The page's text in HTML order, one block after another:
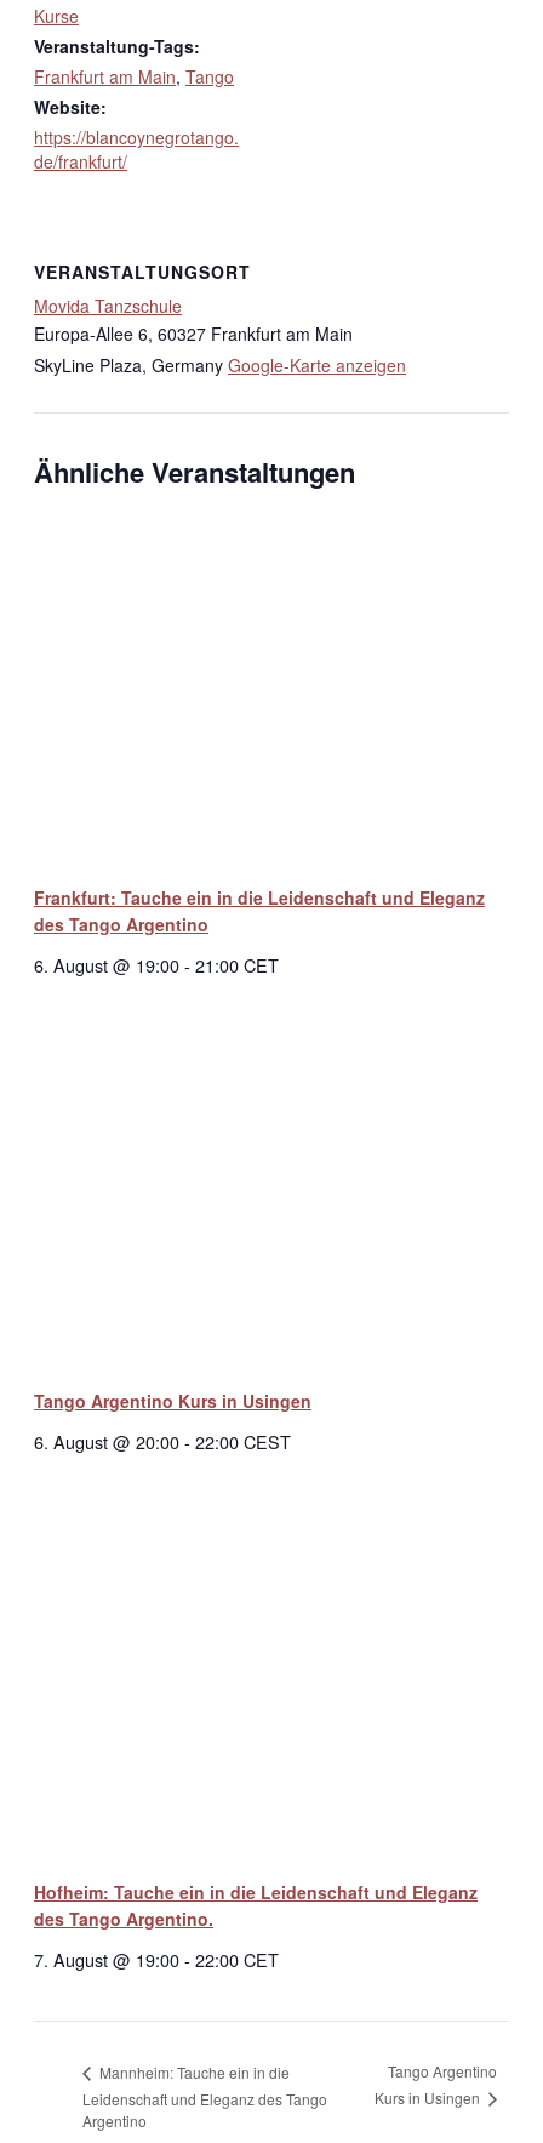
Kurse
Veranstaltung-Tags:
Frankfurt am Main, Tango
Website:
https://blancoynegrotango.
de/frankfurt/
VERANSTALTUNGSORT
Movida Tanzschule
Europa-Allee 6, 60327 Frankfurt am Main
SkyLine Plaza, Germany Google-Karte anzeigen
Ähnliche Veranstaltungen
Frankfurt: Tauche ein in die Leidenschaft und Eleganz
des Tango Argentino
6. August @ 19:00- 21:00CET
Tango Argentino Kurs in Usingen
6. August @ 20:00- 22:00CEST
Hofheim: Tauche ein in die Leidenschaft und Eleganz
des Tango Argentino.
7. August @ 19:00- 22:00CET
Mannheim: Tauche ein in die
Leidenschaft und Eleganz des Tango
Argentino
Tango Argentino
Kurs in Usingen